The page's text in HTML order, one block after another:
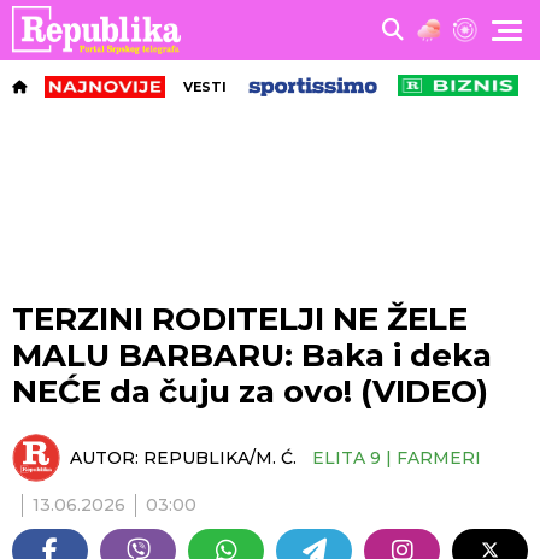
VESTI
TERZINI RODITELJI NE ŽELE
MALU BARBARU: Baka i deka
NEĆE da čuju za ovo! (VIDEO)
AUTOR: REPUBLIKA/M. Ć. ELITA 9 | FARMERI
13.06.2026 03:00